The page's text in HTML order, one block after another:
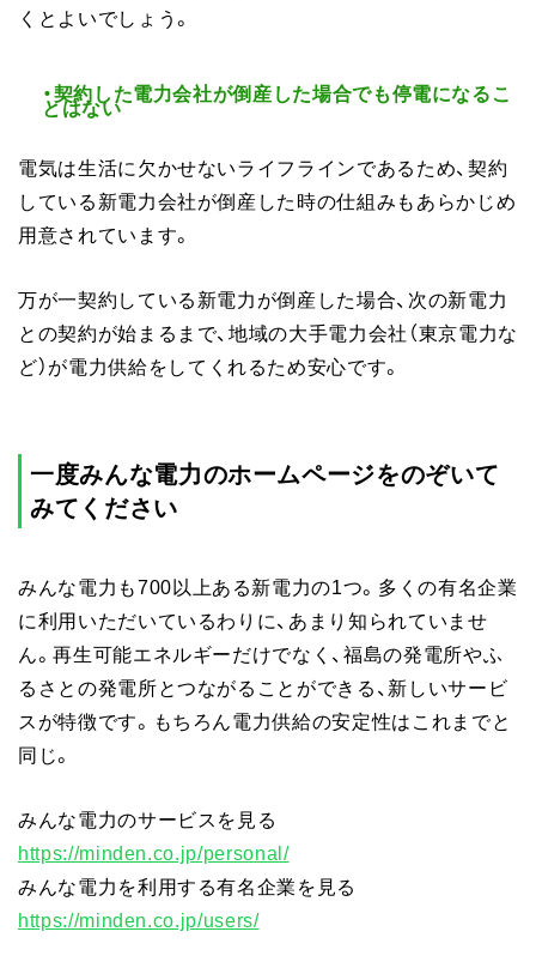
くとよいでしょう。
・契約した電力会社が倒産した場合でも停電になるこ
とはない
電気は生活に欠かせないライフラインであるため、契約
している新電力会社が倒産した時の仕組みもあらかじめ
用意されています。
万が一契約している新電力が倒産した場合、次の新電力
との契約が始まるまで、地域の大手電力会社（東京電力な
ど）が電力供給をしてくれるため安心です。
一度みんな電力のホームページをのぞいて
みてください
みんな電力も700以上ある新電力の1つ。多くの有名企業
に利用いただいているわりに、あまり知られていませ
ん。再生可能エネルギーだけでなく、福島の発電所やふ
るさとの発電所とつながることができる、新しいサービ
スが特徴です。もちろん電力供給の安定性はこれまでと
同じ。
みんな電力のサービスを見る
https://minden.co.jp/personal/
みんな電力を利用する有名企業を見る
https://minden.co.jp/users/